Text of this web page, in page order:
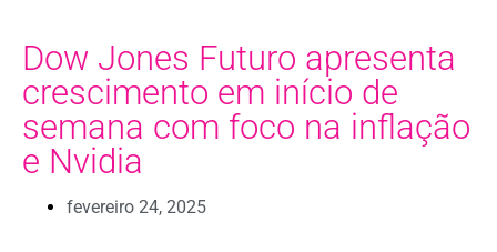
Dow Jones Futuro apresenta
crescimento em início de
semana com foco na inflação
e Nvidia
fevereiro 24, 2025